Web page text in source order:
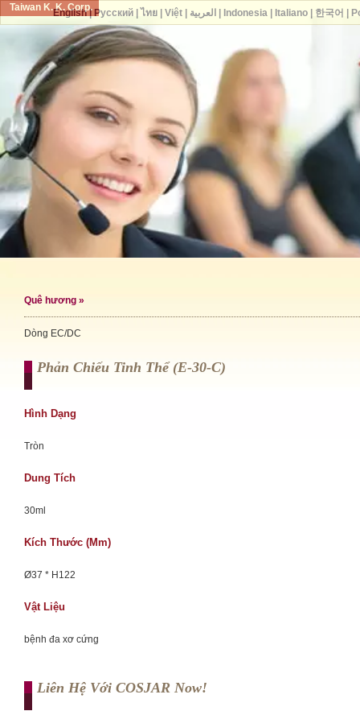
Taiwan K. K. Corp.
Quê hương »
Dòng EC/DC
Phản Chiếu Tinh Thể (e-30-C)
Hình Dạng
Tròn
Dung Tích
30ml
Kích Thước (mm)
Ø37 * H122
Vật Liệu
bệnh đa xơ cứng
Liên Hệ Với COSJAR Now!
English| Русский| ไทย| Việt| العربية Indonesia| Italiano| 한국어